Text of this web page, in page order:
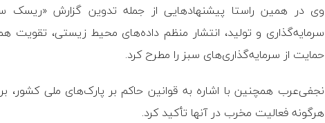
وی در همین راستا پیشنهاد‌هایی از جمله تدوین گزارش «ریسک
سرمایه‌گذاری و تولید، انتشار منظم داده‌های محیط زیستی،
حمایت از سرمایه‌گذاری‌های سبز را مطرح کرد.
نجفی‌عرب همچنین با اشاره به قوانین حاکم بر پارک‌های ملی کشور،
هرگونه فعالیت مخرب در آنها تأکید کرد.